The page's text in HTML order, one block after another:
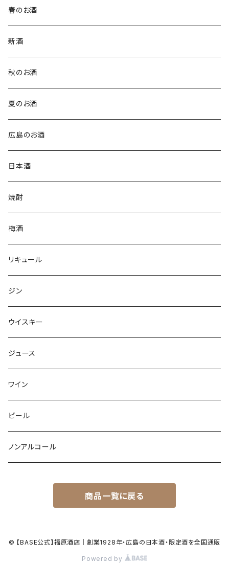
春のお酒
新酒
秋のお酒
夏のお酒
広島のお酒
日本酒
焼酎
梅酒
リキュール
ジン
ウイスキー
ジュース
ワイン
ビール
ノンアルコール
商品一覧に戻る
© 【BASE公式】福原酒店｜創業1928年・広島の日本酒・限定酒を全国通販
Powered by